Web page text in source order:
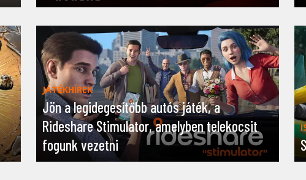
JÁTÉKHÍREK
Jön a legidegesítőbb autós játék, a
Rideshare Stimulator, amelyben telekocsit
fogunk vezetni